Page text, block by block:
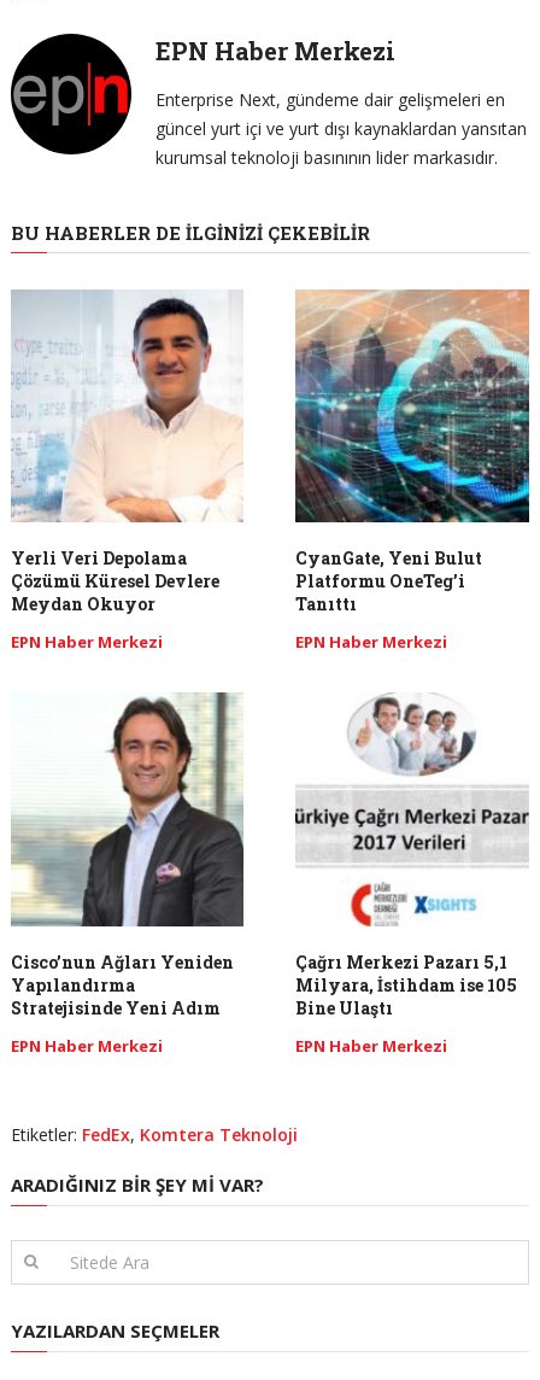
EPN Haber Merkezi
Enterprise Next, gündeme dair gelişmeleri en
güncel yurt içi ve yurt dışı kaynaklardan yansıtan
kurumsal teknoloji basınının lider markasıdır.
BU HABERLER DE İLGINIZI ÇEKEBILIR
Yerli Veri Depolama
Çözümü Küresel Devlere
Meydan Okuyor
EPN Haber Merkezi
CyanGate, Yeni Bulut
Platformu OneTeg’i
Tanıttı
EPN Haber Merkezi
Cisco’nun Ağları Yeniden
Yapılandırma
Stratejisinde Yeni Adım
EPN Haber Merkezi
Çağrı Merkezi Pazarı 5,1
Milyara, İstihdam ise 105
Bine Ulaştı
EPN Haber Merkezi
Etiketler: FedEx, Komtera Teknoloji
ARADIĞINIZ BIR ŞEY MI VAR?
YAZILARDAN SEÇMELER